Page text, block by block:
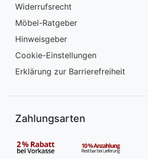
Widerrufsrecht
Möbel-Ratgeber
Hinweisgeber
Cookie-Einstellungen
Erklärung zur Barrierefreiheit
Zahlungsarten